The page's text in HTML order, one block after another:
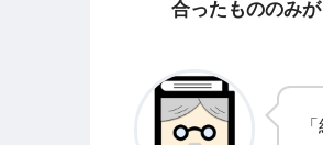
合ったもののみ